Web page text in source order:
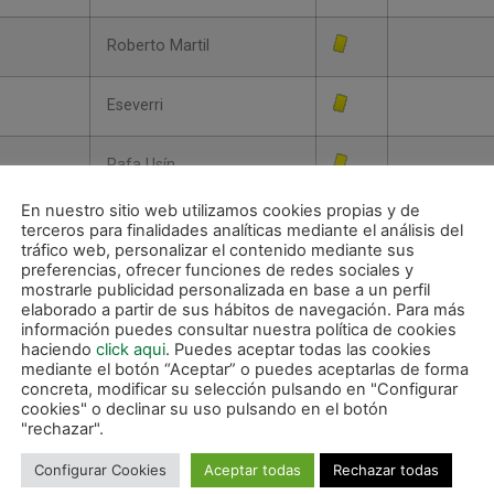
Roberto Martil
Eseverri
Rafa Usín
Jesulito
Victor
Carlitos
Iñigo
En nuestro sitio web utilizamos cookies propias y de
terceros para finalidades analíticas mediante el análisis del
tráfico web, personalizar el contenido mediante sus
preferencias, ofrecer funciones de redes sociales y
mostrarle publicidad personalizada en base a un perfil
elaborado a partir de sus hábitos de navegación. Para más
información puedes consultar nuestra política de cookies
haciendo click aqui. Puedes aceptar todas las cookies
mediante el botón “Aceptar” o puedes aceptarlas de forma
concreta, modificar su selección pulsando en "Configurar
cookies" o declinar su uso pulsando en el botón
"rechazar".
Configurar Cookies Aceptar todas Rechazar todas